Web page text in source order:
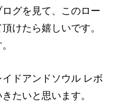
グを見て、このロー
けたら嬉しいです。
ドアンドソウル レボ
たいと思います。